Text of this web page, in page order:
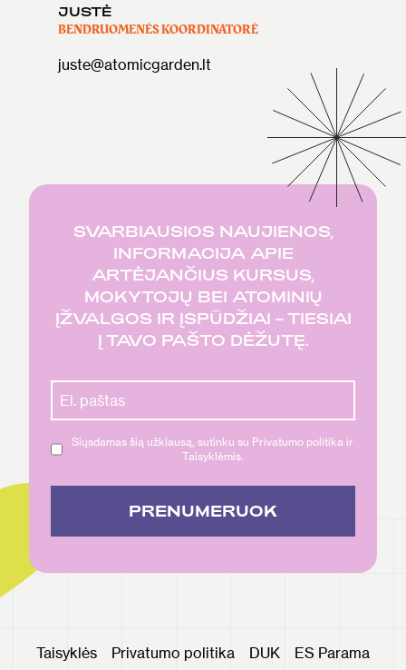
JUSTĖ
BENDRUOMENĖS KOORDINATORĖ
juste@atomicgarden.lt
SVARBIAUSIOS NAUJIENOS,
INFORMACIJA APIE
ARTĖJANČIUS KURSUS,
MOKYTOJŲ BEI ATOMINIŲ
ĮŽVALGOS IR ĮSPŪDŽIAI – TIESIAI
Į TAVO PAŠTO DĖŽUTĘ.
Siųsdamas šią užklausą, sutinku su Privatumo politika ir
Taisyklėmis.
PRENUMERUOK
Taisyklės Privatumo politika DUK ES Parama